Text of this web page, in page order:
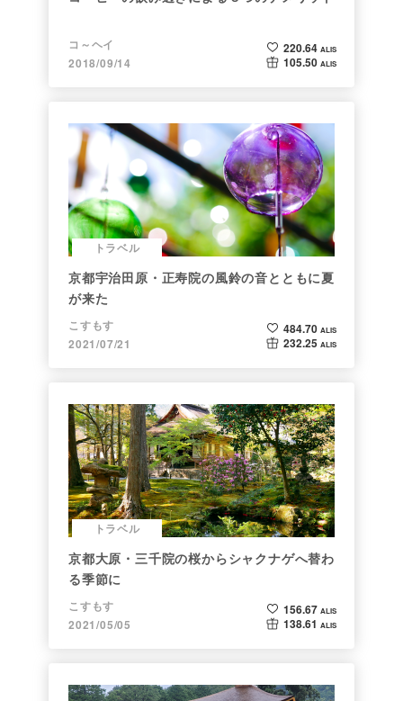
コ～ヘイ
2018/09/14
220.64 ALIS
105.50 ALIS
トラベル
京都宇治田原・正寿院の風鈴の音とともに夏
が来た
こすもす
2021/07/21
484.70 ALIS
232.25 ALIS
トラベル
京都大原・三千院の桜からシャクナゲへ替わ
る季節に
こすもす
2021/05/05
156.67 ALIS
138.61 ALIS